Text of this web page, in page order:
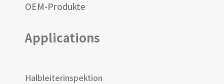
OEM-Produkte
Applications
Halbleiterinspektion